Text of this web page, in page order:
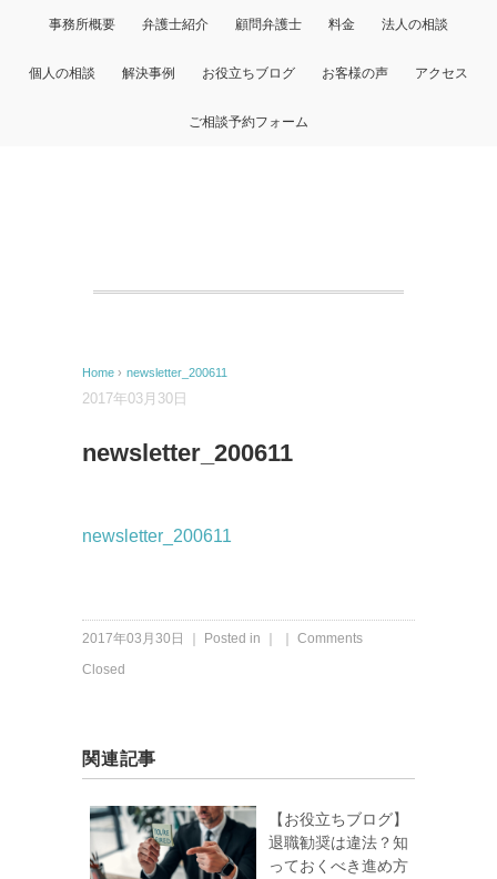
事務所概要 弁護士紹介 顧問弁護士 料金 法人の相談
個人の相談 解決事例 お役立ちブログ お客様の声 アクセス
ご相談予約フォーム
Home › newsletter_200611
2017年03月30日
newsletter_200611
newsletter_200611
2017年03月30日 ｜ Posted in ｜ ｜ Comments
Closed
関連記事
【お役立ちブログ】
退職勧奨は違法？知
っておくべき進め方